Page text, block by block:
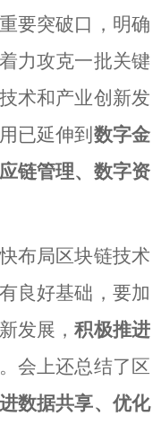
要突破口，明确
力攻克一批关键
术和产业创新发
已延伸到 数字金
链管理、数字资
布局区块链技术
良好基础，要加
发展，积极推进
。会上还总结了区
数据共享、优化